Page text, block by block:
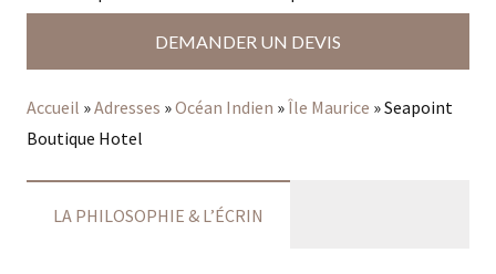
DEMANDER UN DEVIS
Accueil »Adresses »Océan Indien »Île Maurice »Seapoint
Boutique Hotel
LA PHILOSOPHIE & L’ÉCRIN